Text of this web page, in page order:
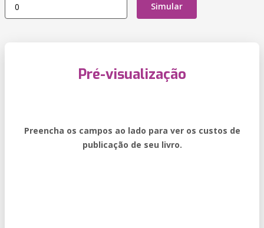
Simular
Pré-visualização
Preencha os campos ao lado para ver os custos de
publicação de seu livro.